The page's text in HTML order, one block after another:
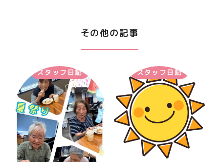
その他の記事
スタッフ日記 スタッフ日記